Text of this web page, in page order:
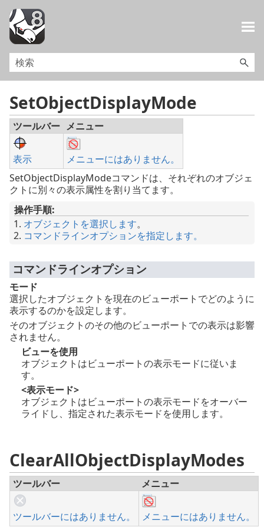
SetObjectDisplayMode
ツールバー メニュー
表示
メニューにはありません。
SetObjectDisplayModeコマンドは、それぞれのオブジェ
クトに別々の表示属性を割り当てます。
操作手順:
オブジェクトを選択します。
コマンドラインオプションを指定します。
コマンドラインオプション
モード
選択したオブジェクトを現在のビューポートでどのように
表示するのかを設定します。
そのオブジェクトのその他のビューポートでの表示は影響
されません。
ビューを使用
オブジェクトはビューポートの表示モードに従いま
す。
<表示モード>
オブジェクトはビューポートの表示モードをオーバー
ライドし、指定された表示モードを使用します。
ClearAllObjectDisplayModes
ツールバー メニュー
ツールバーにはありません。
メニューにはありません。